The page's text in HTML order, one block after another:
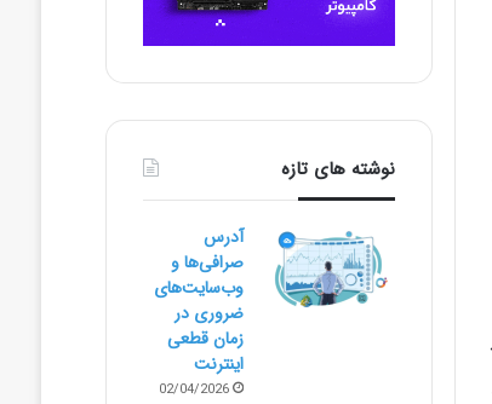
نوشته های تازه
آدرس
صرافی‌ها و
وب‌سایت‌های
ضروری در
زمان قطعی
اینترنت
02/04/2026